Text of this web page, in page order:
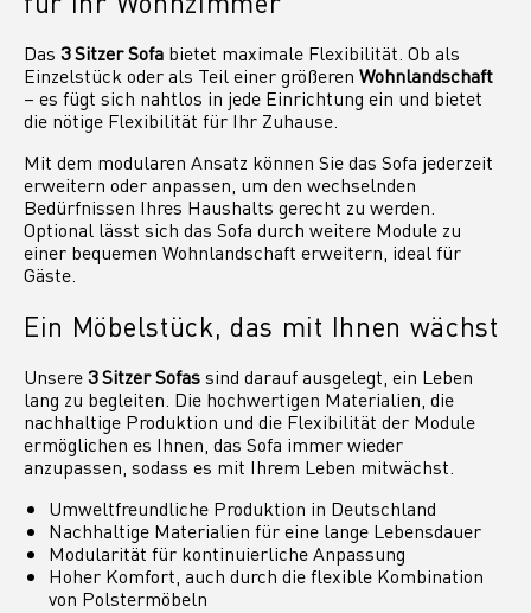
Das 3 Sitzer Sofa bietet maximale Flexibilität. Ob als
Einzelstück oder als Teil einer größeren Wohnlandschaft
– es fügt sich nahtlos in jede Einrichtung ein und bietet
die nötige Flexibilität für Ihr Zuhause.
Mit dem modularen Ansatz können Sie das Sofa jederzeit
erweitern oder anpassen, um den wechselnden
Bedürfnissen Ihres Haushalts gerecht zu werden.
Optional lässt sich das Sofa durch weitere Module zu
einer bequemen Wohnlandschaft erweitern, ideal für
Gäste.
Ein Möbelstück, das mit Ihnen wächst
Unsere3 Sitzer Sofassind darauf ausgelegt, ein Leben
lang zu begleiten. Die hochwertigen Materialien, die
nachhaltige Produktion und die Flexibilität der Module
ermöglichen es Ihnen, das Sofa immer wieder
anzupassen, sodass es mit Ihrem Leben mitwächst.
Umweltfreundliche Produktion in Deutschland
Nachhaltige Materialien für eine lange Lebensdauer
Modularität für kontinuierliche Anpassung
Hoher Komfort, auch durch die flexible Kombination
von Polstermöbeln